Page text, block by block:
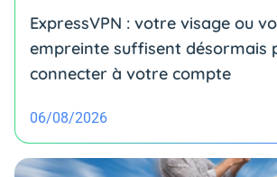
ExpressVPN : votre visage ou
empreinte suffisent désormais
connecter à votre compte
06/08/2026